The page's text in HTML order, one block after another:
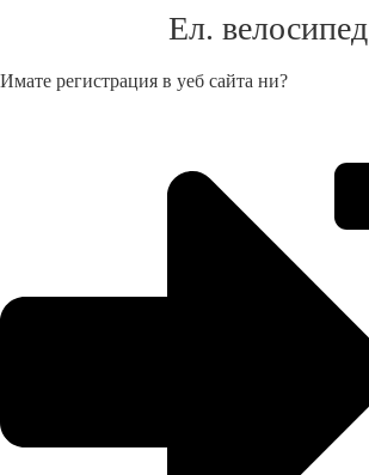
Ел. велосипед
Имате регистрация в уеб сайта ни?